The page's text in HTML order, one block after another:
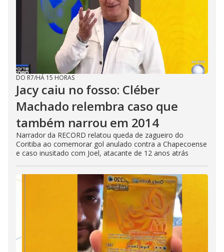
DO R7/HÁ 15 HORAS
Jacy caiu no fosso: Cléber
Machado relembra caso que
também narrou em 2014
Narrador da RECORD relatou queda de zagueiro do
Coritiba ao comemorar gol anulado contra a Chapecoense
e caso inusitado com Joel, atacante de 12 anos atrás